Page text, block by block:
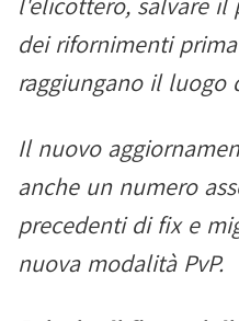
dei rifornimenti
raggiungano il luogo
Il nuovo
anche un numero
precedenti di fix e
nuova modalità PvP.